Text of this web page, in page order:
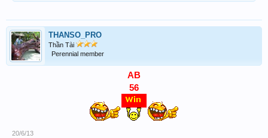
THANSO_PRO
Thần Tài
Perennial member
AB
56
20/6/13